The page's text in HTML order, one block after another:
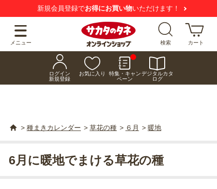
新規会員登録でお得にお買い物いただけます！
メニュー 検索 カート
ログイン
新規登録
お気に入り
特集・キャン
ペーン
デジタルカタ
ログ
> 種まきカレンダー > 草花の種 > ６月 > 暖地
6月に暖地でまける草花の種